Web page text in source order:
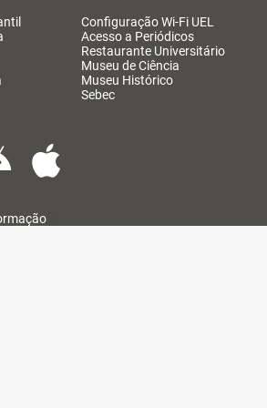
Configuração Wi-Fi UEL
Acesso a Periódicos
Restaurante Universitário
Museu de Ciência
Museu Histórico
Sebec